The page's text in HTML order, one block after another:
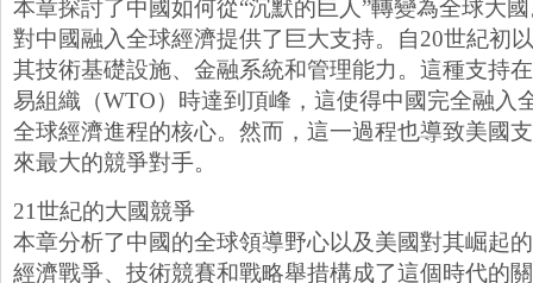
本章探討了中國如何從“沉默的巨人”轉變為全球大
對中國融入全球經濟提供了巨大支持。自20世紀初
其技術基礎設施、金融系統和管理能力。這種支持
易組織（WTO）時達到頂峰，這使得中國完全融入
全球經濟進程的核心。然而，這一過程也導致美國
來最大的競爭對手。
21世紀的大國競爭
本章分析了中國的全球領導野心以及美國對其崛起
經濟戰爭、技術競賽和戰略舉措構成了這個時代的